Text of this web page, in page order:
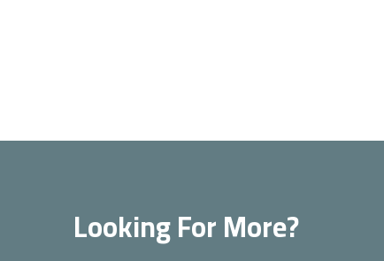
Looking For More?